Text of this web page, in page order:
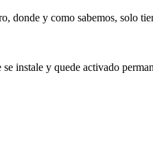
donde y como sabemos, solo
instale y quede activado